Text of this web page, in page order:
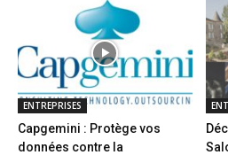
ENTREPRISES
Capgemini : Protège vos
données contre la